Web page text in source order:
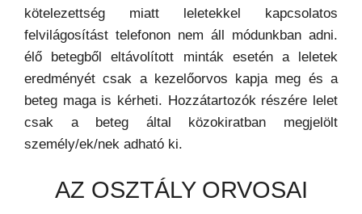
kötelezettség miatt leletekkel kapcsolatos
felvilágosítást telefonon nem áll módunkban adni.
élő betegből eltávolított minták esetén a leletek
eredményét csak a kezelőorvos kapja meg és a
beteg maga is kérheti. Hozzátartozók részére lelet
csak a beteg által közokiratban megjelölt
személy/ek/nek adható ki.
AZ OSZTÁLY ORVOSAI